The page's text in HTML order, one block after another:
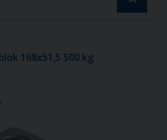
168x51,5 500 kg